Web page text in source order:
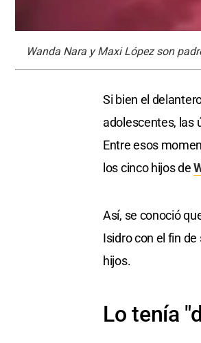
Wanda Nara y Maxi López son
Si bien el
adolescentes, las
Entre esos
los cinco hijos de
Así, se conoció
Isidro con el fin
hijos.
Lo tenía